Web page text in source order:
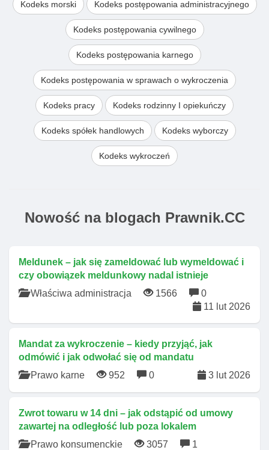
Kodeks morski Kodeks postępowania administracyjnego
Kodeks postępowania cywilnego
Kodeks postępowania karnego
Kodeks postępowania w sprawach o wykroczenia
Kodeks pracy Kodeks rodzinny I opiekuńczy
Kodeks spółek handlowych Kodeks wyborczy
Kodeks wykroczeń
Nowość na blogach Prawnik.CC
Meldunek – jak się zameldować lub wymeldować i
czy obowiązek meldunkowy nadal istnieje
Właściwa administracja
1566
0
11 lut 2026
Mandat za wykroczenie – kiedy przyjąć, jak
odmówić i jak odwołać się od mandatu
Prawo karne
952 0 3 lut 2026
Zwrot towaru w 14 dni – jak odstąpić od umowy
zawartej na odległość lub poza lokalem
Prawo konsumenckie
3057
1